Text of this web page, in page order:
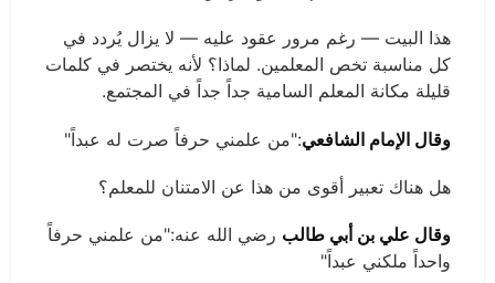
هذا البيت — رغم مرور عقود عليه — لا يزال يُردد في
كل مناسبة تخص المعلمين. لماذا؟ لأنه يختصر في كلمات
قليلة مكانة المعلم السامية جداً جداً في المجتمع.
وقال الإمام الشافعي:"من علمني حرفاً صرت له عبداً"
هل هناك تعبير أقوى من هذا عن الامتنان للمعلم؟
وقال علي بن أبي طالب رضي الله عنه:"من علمني حرفاً
واحداً ملكني عبداً"